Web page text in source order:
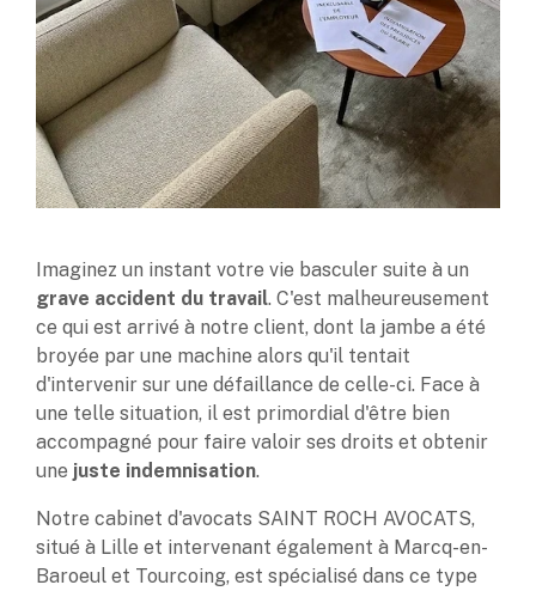
Imaginez un instant votre vie basculer suite à un
grave accident du travail. C'est malheureusement
ce qui est arrivé à notre client, dont la jambe a été
broyée par une machine alors qu'il tentait
d'intervenir sur une défaillance de celle-ci. Face à
une telle situation, il est primordial d'être bien
accompagné pour faire valoir ses droits et obtenir
une juste indemnisation.
Notre cabinet d'avocats SAINT ROCH AVOCATS,
situé à Lille et intervenant également à Marcq-en-
Baroeul et Tourcoing, est spécialisé dans ce type